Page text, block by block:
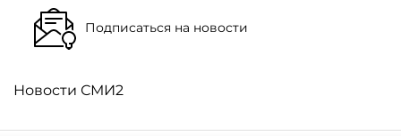
Подписаться на новости
Новости СМИ2